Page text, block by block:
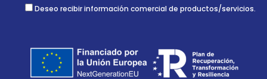
Deseo recibir información comercial de productos/servicios.